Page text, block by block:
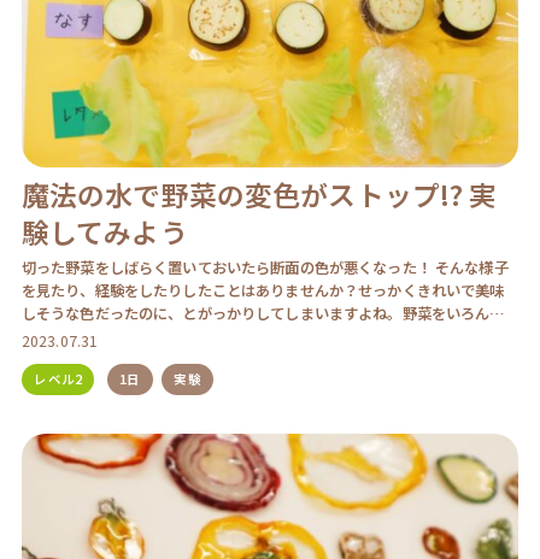
魔法の水で野菜の変色がストップ!? 実
験してみよう
切った野菜をしばらく置いておいたら断面の色が悪くなった！ そんな様子
を見たり、経験をしたりしたことはありませんか？せっかくきれいで美味
しそうな色だったのに、とがっかりしてしまいますよね。野菜をいろんな
液体にひたしてみて、 […]
2023.07.31
レベル2 1日 実験